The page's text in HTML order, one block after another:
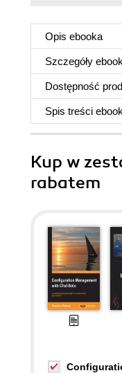
Opis ebooka
Szczegóły
Dostępność
Spis treści
Kup w
rabatem